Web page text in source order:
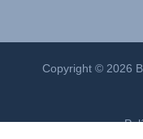
Copyright © 2026